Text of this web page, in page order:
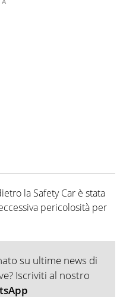
la Safety Car è stata
pericolosità per
su ultime news di
Iscriviti al nostro